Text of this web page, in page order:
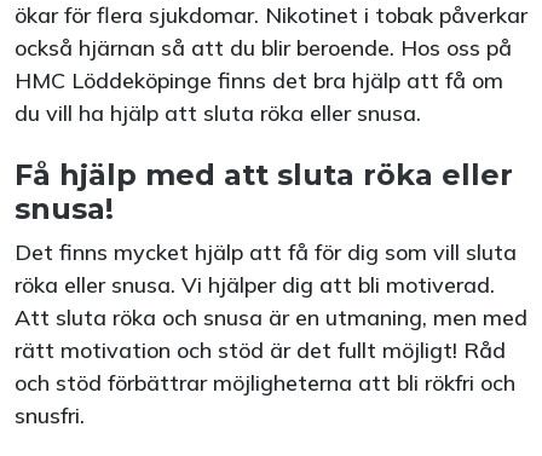
ökar för flera sjukdomar. Nikotinet i tobak påverkar
också hjärnan så att du blir beroende. Hos oss på
HMC Löddeköpinge finns det bra hjälp att få om
du vill ha hjälp att sluta röka eller snusa.
Få hjälp med att sluta röka eller
snusa!
Det finns mycket hjälp att få för dig som vill sluta
röka eller snusa. Vi hjälper dig att bli motiverad.
Att sluta röka och snusa är en utmaning, men med
rätt motivation och stöd är det fullt möjligt! Råd
och stöd förbättrar möjligheterna att bli rökfri och
snusfri.